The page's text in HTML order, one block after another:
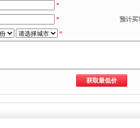
*
*
预计买
*